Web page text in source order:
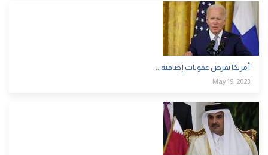
أمريكا تفرض عقوبات إضافية...
May 19, 2023